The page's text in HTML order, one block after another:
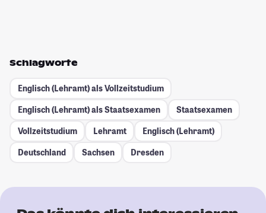
Schlagworte
Englisch (Lehramt) als Vollzeitstudium
Englisch (Lehramt) als Staatsexamen
Staatsexamen
Vollzeitstudium
Lehramt
Englisch (Lehramt)
Deutschland
Sachsen Dresden